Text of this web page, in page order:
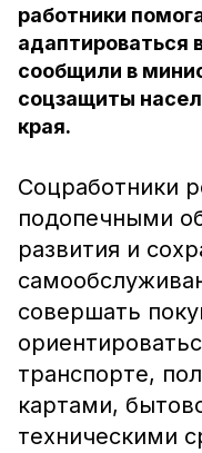
работники
адаптироваться
сообщили в
соцзащиты
края.
Соцработники
подопечными
развития и
совершать
транспорте,
картами,
техническими